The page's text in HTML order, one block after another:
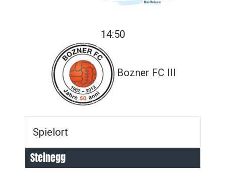
14:50
Bozner FC III
Spielort
Steinegg